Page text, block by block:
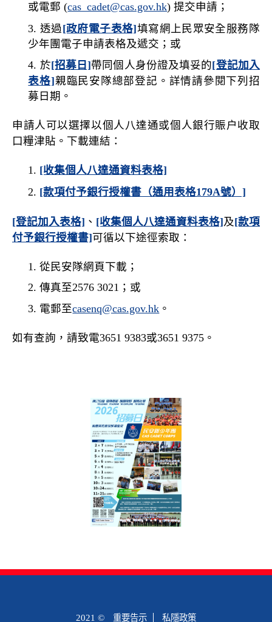
或電郵 (cas_cadet@cas.gov.hk) 提交申請；
透過[政府電子表格]填寫網上民眾安全服務隊
少年團電子申請表格及遞交；或
於[招募日]帶同個人身份證及填妥的[登記加入
表格]親臨民安隊總部登記。詳情請參閱下列招
募日期。
申請人可以選擇以個人八達通或個人銀行賑户收取
口糧津貼。下載連結：
[收集個人八達通資料表格]
[款項付予銀行授權書（通用表格179A號）]
[登記加入表格] 、 [收集個人八達通資料表格]及[款項
付予銀行授權書]可循以下途徑索取：
從民安隊網頁下載；
傳真至2576 3021；或
電郵至casenq@cas.gov.hk 。
如有查詢，請致電3651 9383或3651 9375。
2021 © 重要告示 私隱政策